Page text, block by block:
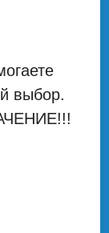
выбор.